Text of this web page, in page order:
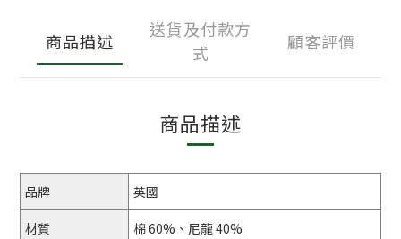
商品描述
送貨及付款方
式
顧客評價
商品描述
品牌 英國
材質 棉 60%、尼龍 40%